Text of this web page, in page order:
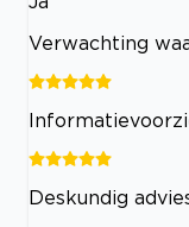
Verwachting
Deskundig